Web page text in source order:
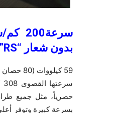
سرعة
بدون شعار “RS”، تتفوق
بسرعة كبيرة وتوفر